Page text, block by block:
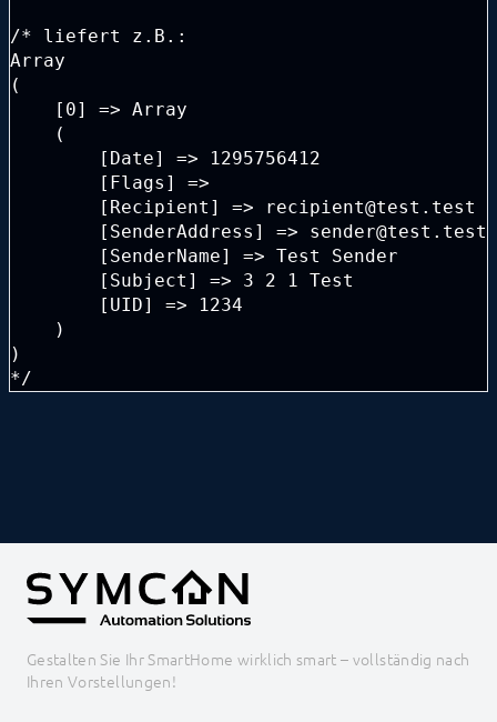
Telefonansage
Telefonkette
TelegramBot
Text to Speech
TTSAWSPolly
VerbrauchsAlarm
Wasser-Alarm
Watchdog
Kern Instanzen
I/O Instanzen
Datensicherung
BEFEHLSREFERENZ
ENTWICKLERBEREICH
/* liefert z.B.:
Array
(
    [0] => Array
    (
        [Date] => 1295756412
        [Flags] =>
        [Recipient] => recipient@test.test
        [SenderAddress] => sender@test.test
        [SenderName] => Test Sender
        [Subject] => 3 2 1 Test
        [UID] => 1234
    )
)
*/
Gestalten Sie Ihr SmartHome wirklich smart – vollständig nach
Ihren Vorstellungen!